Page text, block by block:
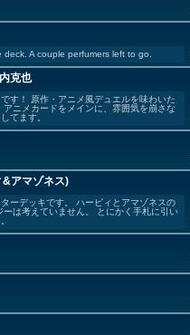
deck. A couple perfumers left to go.
克也
す！ 原作・アニメ風デュエルを味わいた
ニメカードをメインに、雰囲気を崩さな
てます。
&アマゾネス)
ーデッキです。 ハーピィとアマゾネスの
は考えていません。 とにかく手札に引い